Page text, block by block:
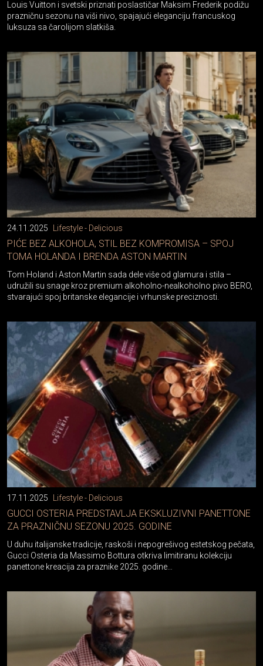
Louis Vuitton i svetski priznati poslastičar Maksim Frederik podižu
prazničnu sezonu na viši nivo, spajajući eleganciju francuskog
luksuza sa čarolijom slatkiša.
24.11.2025 Lifestyle - Delicious
PIĆE BEZ ALKOHOLA, STIL BEZ KOMPROMISA – SPOJ
TOMA HOLANDA I BRENDA ASTON MARTIN
Tom Holand i Aston Martin sada dele više od glamura i stila –
udružili su snage kroz premium alkoholno-nealkoholno pivo BERO,
stvarajući spoj britanske elegancije i vrhunske preciznosti.
17.11.2025 Lifestyle - Delicious
GUCCI OSTERIA PREDSTAVLJA EKSKLUZIVNI PANETTONE
ZA PRAZNIČNU SEZONU 2025. GODINE
U duhu italijanske tradicije, raskoši i nepogrešivog estetskog pečata,
Gucci Osteria da Massimo Bottura otkriva limitiranu kolekciju
panettone kreacija za praznike 2025. godine…